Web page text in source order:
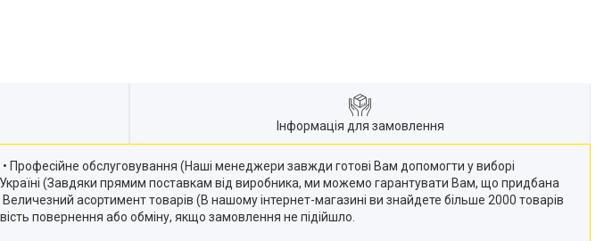
Інформація для замовлення
Професійне обслуговування (Наші менеджери завжди готові Вам допомогти у виборі
(Завдяки прямим поставкам від виробника, ми можемо гарантувати Вам, що придбана
Величезний асортимент товарів (В нашому інтернет-магазині ви знайдете більше 2000 товарів
повернення або обміну, якщо замовлення не підійшло.